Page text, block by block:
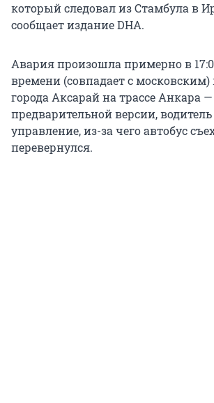
который следовал из Стамбула в
сообщает издание DHA.
Авария произошла примерно в
времени (совпадает с московским)
города Аксарай на трассе Анкара
предварительной версии,
управление, из-за чего автобус
перевернулся.